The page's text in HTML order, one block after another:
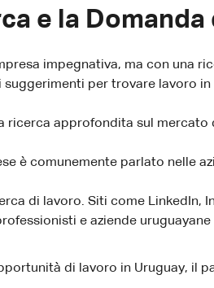
e la
impegnativa, ma con una
per trovare lavoro in
ricerca approfondita sul
è comunemente parlato nelle
di lavoro. Siti come LinkedIn,
e aziende
di lavoro in Uruguay, il